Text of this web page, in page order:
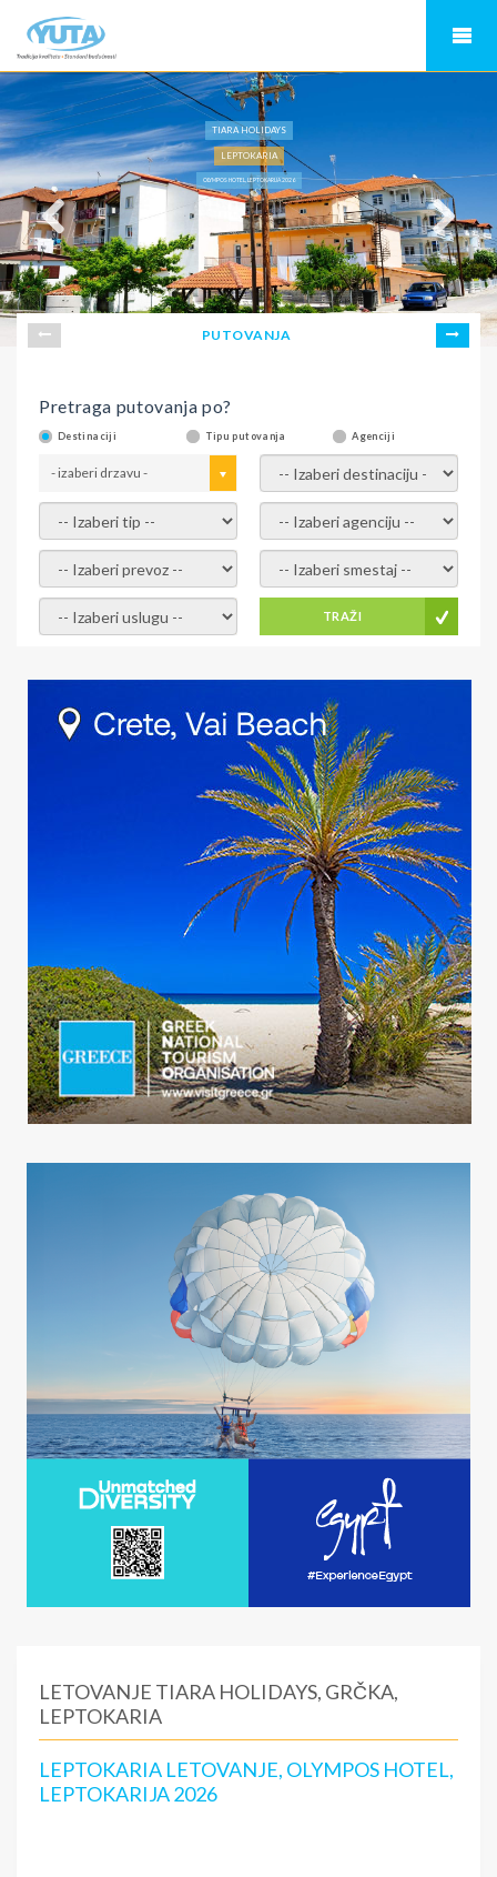
TIARA HOLIDAYS
LEPTOKARIA
OLYMPOS HOTEL, LEPTOKARIJA 2026
PUTOVANJA
Pretraga putovanja po?
Destinaciji Tipu putovanja Agenciji
- izaberi drzavu - - izaberi destinaciju -
- izaberi tip - - izaberi agenciju -
- izaberi prevoz - - Izaberite smestaj -
- Izaberite uslugu - TRAŽI
LETOVANJE TIARA HOLIDAYS, GRČKA,
LEPTOKARIA
LEPTOKARIA LETOVANJE, OLYMPOS HOTEL,
LEPTOKARIJA 2026